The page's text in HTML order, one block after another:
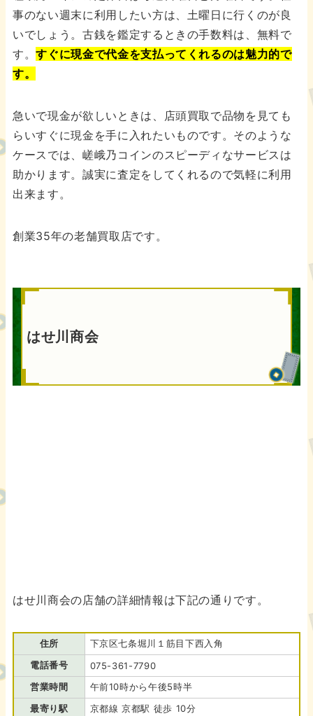
事のない週末に利用したい方は、土曜日に行くのが良
いでしょう。古銭を鑑定するときの手数料は、無料で
す。すぐに現金で代金を支払ってくれるのは魅力的で
す。
急いで現金が欲しいときは、店頭買取で品物を見ても
らいすぐに現金を手に入れたいものです。そのような
ケースでは、嵯峨乃コインのスピーディなサービスは
助かります。誠実に査定をしてくれるので気軽に利用
出来ます。
創業35年の老舗買取店です。
はせ川商会
はせ川商会の店舗の詳細情報は下記の通りです。
住所
下京区七条堀川１筋目下西入角
電話番号
075-361-7790
営業時間
午前10時から午後5時半
最寄り駅
京都線 京都駅 徒歩 10分